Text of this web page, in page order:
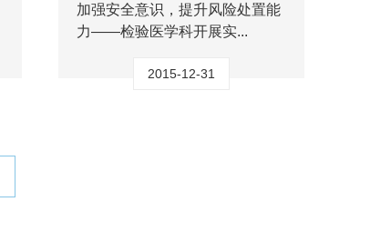
加强安全意识，提升风险处置能
力——检验医学科开展实...
2015-12-31